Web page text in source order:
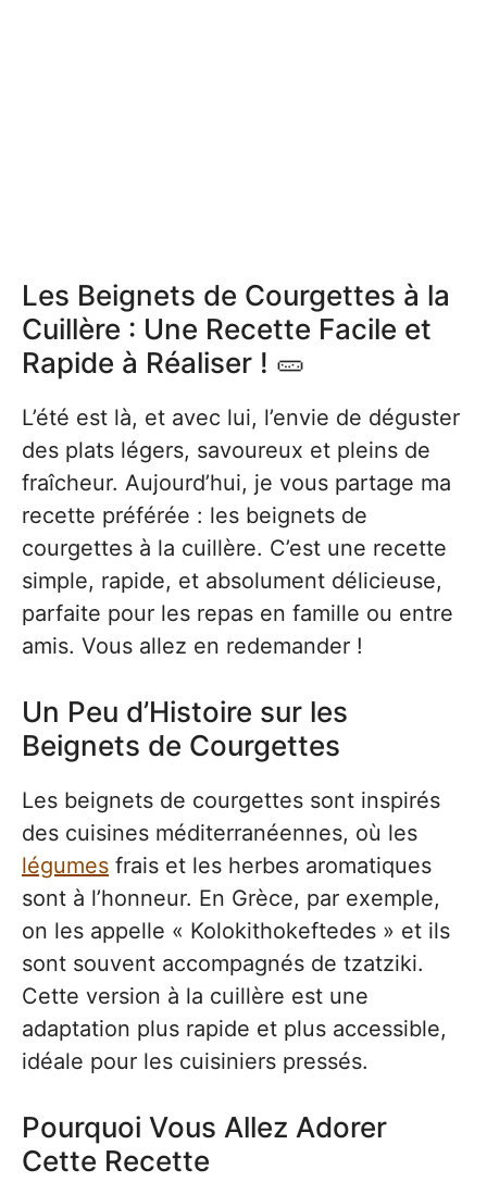
Les Beignets de Courgettes à la
Cuillère : Une Recette Facile et
Rapide à Réaliser ! 🥒
L’été est là, et avec lui, l’envie de déguster
des plats légers, savoureux et pleins de
fraîcheur. Aujourd’hui, je vous partage ma
recette préférée : les beignets de
courgettes à la cuillère. C’est une recette
simple, rapide, et absolument délicieuse,
parfaite pour les repas en famille ou entre
amis. Vous allez en redemander !
Un Peu d’Histoire sur les
Beignets de Courgettes
Les beignets de courgettes sont inspirés
des cuisines méditerranéennes, où les
légumes frais et les herbes aromatiques
sont à l’honneur. En Grèce, par exemple,
on les appelle « Kolokithokeftedes » et ils
sont souvent accompagnés de tzatziki.
Cette version à la cuillère est une
adaptation plus rapide et plus accessible,
idéale pour les cuisiniers pressés.
Pourquoi Vous Allez Adorer
Cette Recette